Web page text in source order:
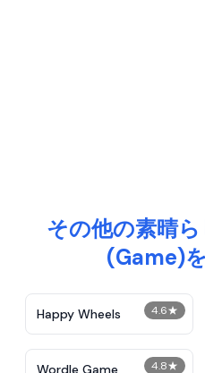
その他の素晴
(Game)
4.6★
Happy Wheels
4.8★
Wordle Game